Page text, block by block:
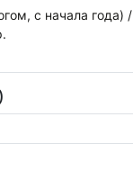
с начала года) /